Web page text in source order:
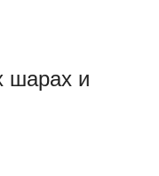
шарах и